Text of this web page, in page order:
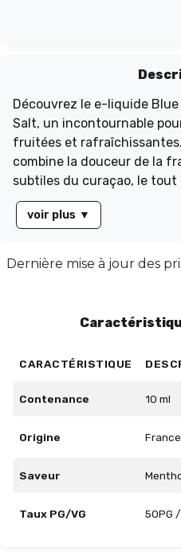
Découvrez le e-liquide
Salt, un incontournable
fruitées et
combine la douceur de la
subtiles du curaçao, le
de menthe fraîche. Chaque
expérience sensorielle
de 10 ml, Blue Alien
incomparable avec ce e-
voir plus ▼
Dernière mise à jour des
CARACTÉRISTIQUE
Contenance 10 ml
Origine France
Saveur
Taux PG/VG 50PG